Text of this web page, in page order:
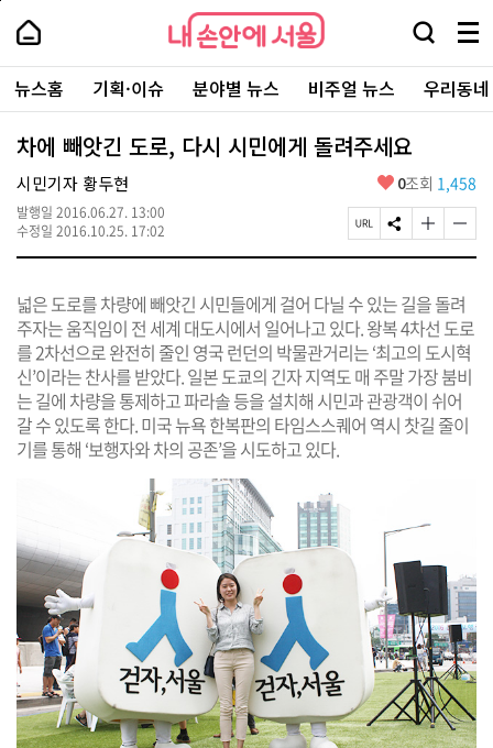
본
로
가
내
손
안
에
서
울
-
서
울
시
대
표
소
포
털
내
손
에
울
검
창
열
기
메
뉴
전
체
보
주
요
서
뉴스홈 기획·이슈 분야별 뉴스 비주얼 뉴스 우리동
차에 빼앗긴 도로, 다시 시민에게 돌려주세요
시민기자 황두현
발행일 2016.06.27. 13:00
수정일 2016.10.25. 17:02
좋
요
0조회 1,458
페
이
R
L
복
사
S
N
유
하
기
글
자
크
게
변
경
하
기
글
자
작
게
변
경
하
기
넓은 도로를 차량에 빼앗긴 시민들에게 걸어 다닐 수 있는 길을 돌려
주자는 움직임이 전 세계 대도시에서 일어나고 있다. 왕복 4차선 도로
를 2차선으로 완전히 줄인 영국 런던의 박물관거리는 ‘최고의 도시혁
신’이라는 찬사를 받았다. 일본 도쿄의 긴자 지역도 매 주말 가장 붐비
는 길에 차량을 통제하고 파라솔 등을 설치해 시민과 관광객이 쉬어
갈 수 있도록 한다. 미국 뉴욕 한복판의 타임스스퀘어 역시 찻길 줄이
기를 통해 ‘보행자와 차의 공존’을 시도하고 있다.
페
상
단
로